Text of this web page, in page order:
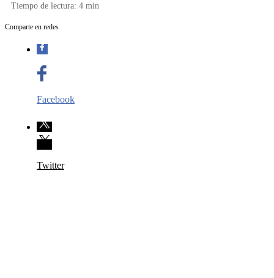
Tiempo de lectura: 4 min
Comparte en redes
Facebook
Twitter